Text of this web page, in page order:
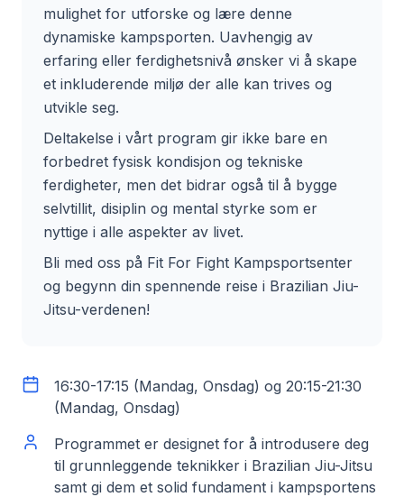
mulighet for utforske og lære denne
dynamiske kampsporten. Uavhengig av
erfaring eller ferdighetsnivå ønsker vi å skape
et inkluderende miljø der alle kan trives og
utvikle seg.
Deltakelse i vårt program gir ikke bare en
forbedret fysisk kondisjon og tekniske
ferdigheter, men det bidrar også til å bygge
selvtillit, disiplin og mental styrke som er
nyttige i alle aspekter av livet.
Bli med oss på Fit For Fight Kampsportsenter
og begynn din spennende reise i Brazilian Jiu-
Jitsu-verdenen!
16:30-17:15 (Mandag, Onsdag) og 20:15-21:30
(Mandag, Onsdag)
Programmet er designet for å introdusere deg
til grunnleggende teknikker i Brazilian Jiu-Jitsu
samt gi dem et solid fundament i kampsportens